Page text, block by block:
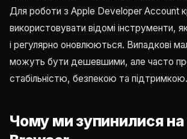
Для роботи з Apple Developer Account
використовувати відомі інструменти,
і регулярно оновлюються. Випадкові
можуть бути дешевшими, але часто
стабільністю, безпекою та підтримкою.
Чому ми зупинилися